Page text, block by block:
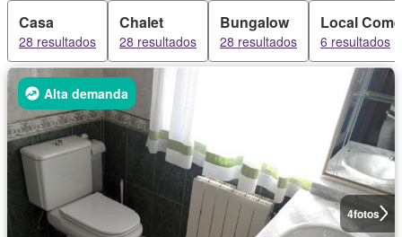
Casa
28 resultados
Chalet
28 resultados
Bungalow
28 resultados
Local
6 resultados
4fotos
Alta demanda